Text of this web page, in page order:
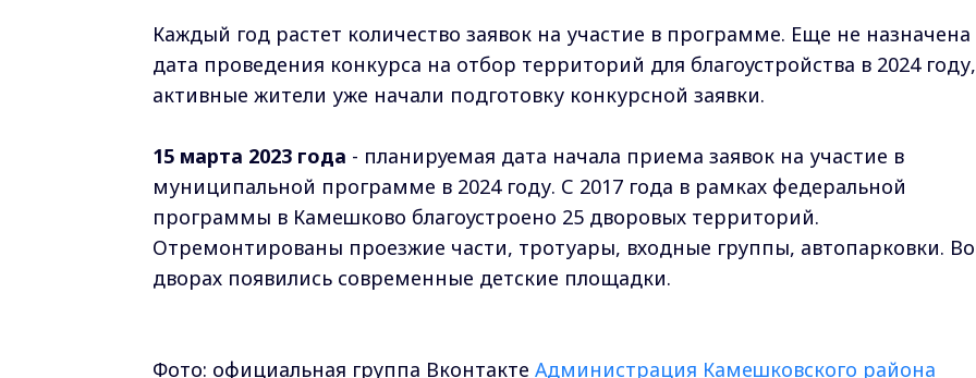
Каждый год растет количество заявок на участие в программе. Еще не назначена
дата проведения конкурса на отбор территорий для благоустройства в 2024
активные жители уже начали подготовку конкурсной заявки.
15 марта 2023 года - планируемая дата начала приема заявок на участие в
муниципальной программе в 2024 году. С 2017 года в рамках федеральной
программы в Камешково благоустроено 25 дворовых территорий.
Отремонтированы проезжие части, тротуары, входные группы, автопарковки. Во
дворах появились современные детские площадки.
Фото: официальная группа Вконтакте Администрация Камешковского района